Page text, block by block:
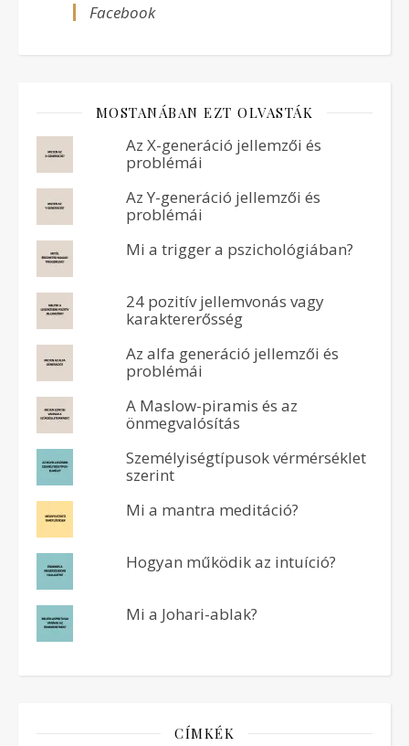
Facebook
MOSTANÁBAN EZT OLVASTÁK
Az X-generáció jellemzői és
problémái
Az Y-generáció jellemzői és
problémái
Mi a trigger a pszichológiában?
24 pozitív jellemvonás vagy
karaktererősség
Az alfa generáció jellemzői és
problémái
A Maslow-piramis és az
önmegvalósítás
Személyiségtípusok vérmérséklet
szerint
Mi a mantra meditáció?
Hogyan működik az intuíció?
Mi a Johari-ablak?
CÍMKÉK